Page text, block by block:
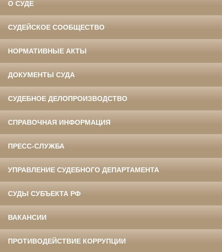
О СУДЕ
СУДЕЙСКОЕ СООБЩЕСТВО
НОРМАТИВНЫЕ АКТЫ
ДОКУМЕНТЫ СУДА
СУДЕБНОЕ ДЕЛОПРОИЗВОДСТВО
СПРАВОЧНАЯ ИНФОРМАЦИЯ
ПРЕСС-СЛУЖБА
УПРАВЛЕНИЕ СУДЕБНОГО ДЕПАРТАМЕНТА
СУДЫ СУБЪЕКТА РФ
ВАКАНСИИ
ПРОТИВОДЕЙСТВИЕ КОРРУПЦИИ